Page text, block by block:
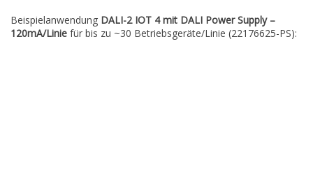
Beispielanwendung DALI-2 IOT 4 mit DALI Power Supply –
120mA/Linie für bis zu ~30 Betriebsgeräte/Linie (22176625-PS):